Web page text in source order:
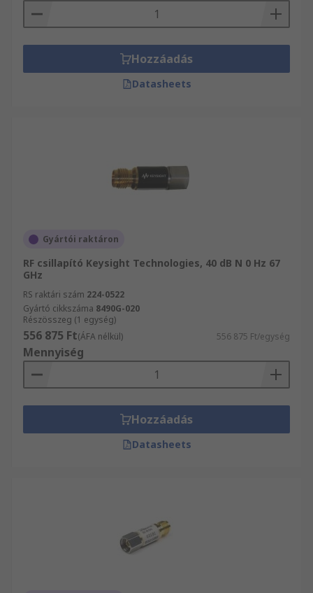
Hozzáadás
Datasheets
Gyártói raktáron
RF csillapító Keysight Technologies, 40 dB N 0 Hz 67
GHz
RS raktári szám 224-0522
Gyártó cikkszáma 8490G-020
Részösszeg (1 egység)
556 875 Ft(ÁFA nélkül) 556 875 Ft/egység
Mennyiség
Hozzáadás
Datasheets